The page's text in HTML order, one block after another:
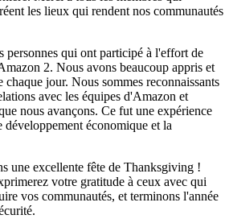
les lieux qui rendent nos communautés
personnes qui ont participé à l'effort de
2. Nous avons beaucoup appris et
chaque jour. Nous sommes reconnaissants
avec les équipes d'Amazon et
nous avançons. Ce fut une expérience
économique et la
une excellente fête de Thanksgiving !
votre gratitude à ceux avec qui
vos communautés, et terminons l'année